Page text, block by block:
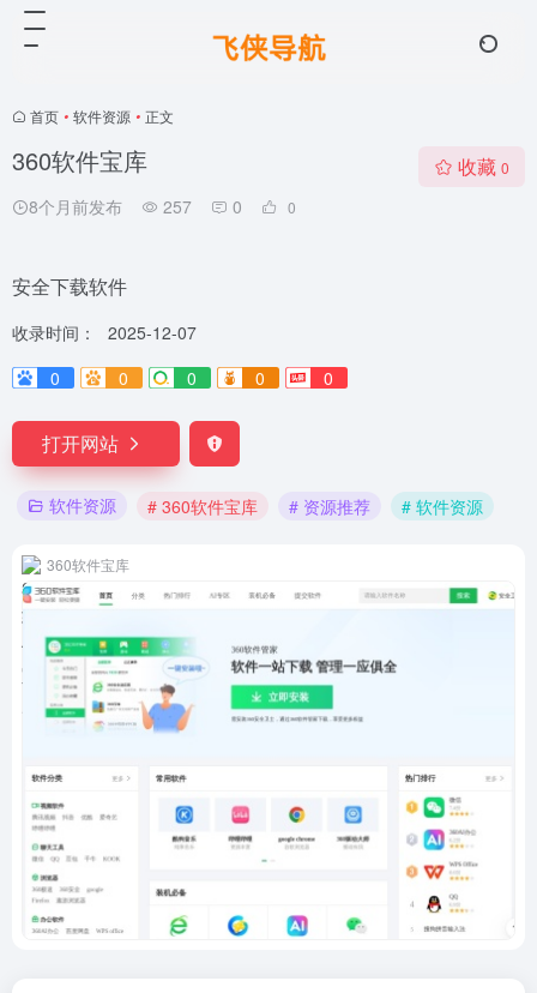
首页 • 软件资源 • 正文
360软件宝库
8个月前发布 257 0 0
收藏 0
安全下载软件
收录时间：
2025-12-07
0
0 0 0 0
打开网站
软件资源 # 360软件宝库 # 资源推荐 # 软件资源
360软件宝库